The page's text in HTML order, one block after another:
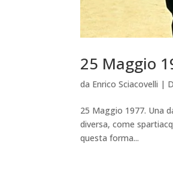
25 Maggio
da Enrico Sciacovelli |
25 Maggio 1977. Una
diversa, come
questa forma...